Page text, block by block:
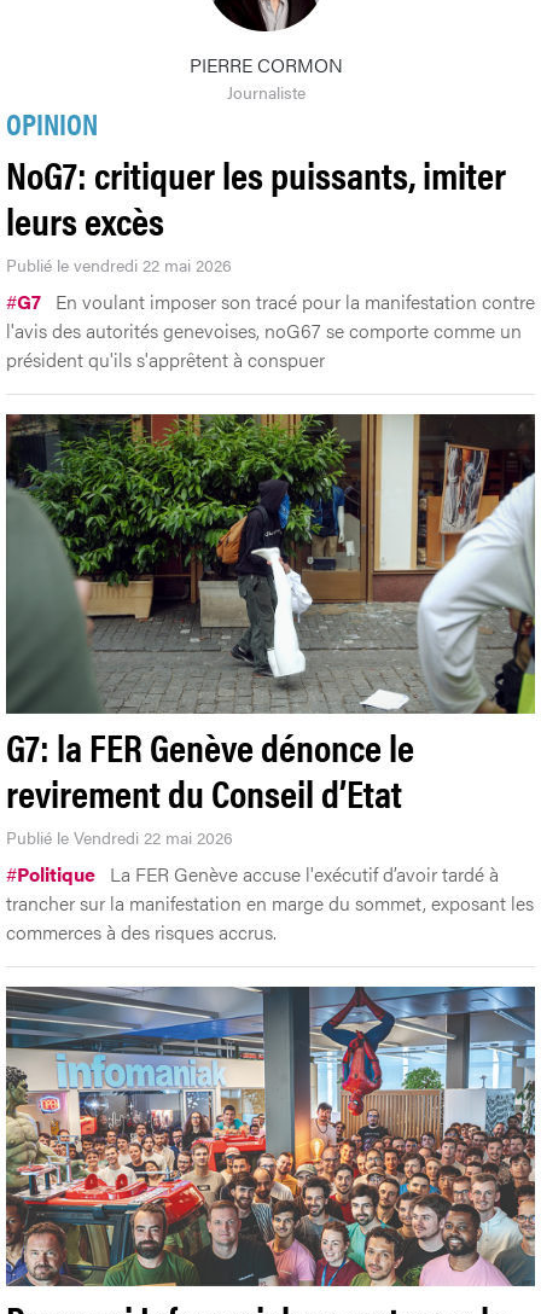
NoG7: critiquer les puissants, imiter
Publié le vendredi 22 mai 2026
#G7
En voulant imposer son tracé pour la manifestation contre
l'avis des autorités genevoises, noG67 se comporte comme un
président qu'ils s'apprêtent à conspuer
G7: la FER Genève dénonce le
revirement du Conseil d’Etat
Publié le Vendredi 22 mai 2026
#Politique La FER Genève accuse l'exécutif d’avoir tardé à
trancher sur la manifestation en marge du sommet, exposant les
commerces à des risques accrus.
Pourquoi Infomaniak se met sous la
protection d’une fondation
Publié le Jeudi 21 mai 2026
#Stratégie
Cloud, IA, données: la société genevoise verrouille